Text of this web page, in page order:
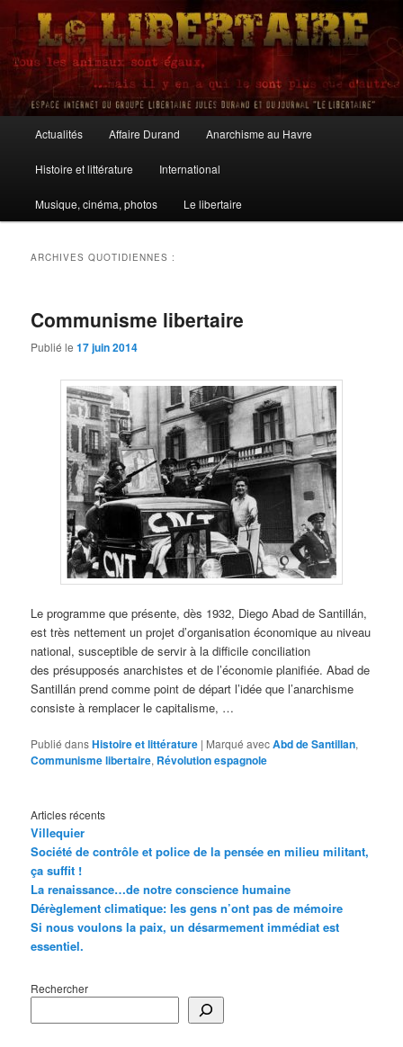
Aller
contenu
principal
Aller
contenu
secondaire
Le Libertaire
principal
Actualités Affaire Durand Anarchisme au Havre
Histoire et littérature International
Musique, cinéma, photos Le libertaire
ARCHIVES QUOTIDIENNES :
Communisme libertaire
Publié le17 juin 2014
Le programme que présente, dès 1932, Diego Abad de Santillán,
est très nettement un projet d’organisation économique au niveau
national, susceptible de servir à la difficile conciliation
des présupposés anarchistes et de l’économie planifiée. Abad de
Santillán prend comme point de départ l’idée que l’anarchisme
consiste à remplacer le capitalisme, …
Publié dansHistoire et littérature | Marqué avecAbd de Santillan,
Communisme libertaire, Révolution espagnole
Articles récents
Villequier
Société de contrôle et police de la pensée en milieu militant,
ça suffit !
La renaissance…de notre conscience humaine
Dérèglement climatique: les gens n’ont pas de mémoire
Si nous voulons la paix, un désarmement immédiat est
essentiel.
Rechercher